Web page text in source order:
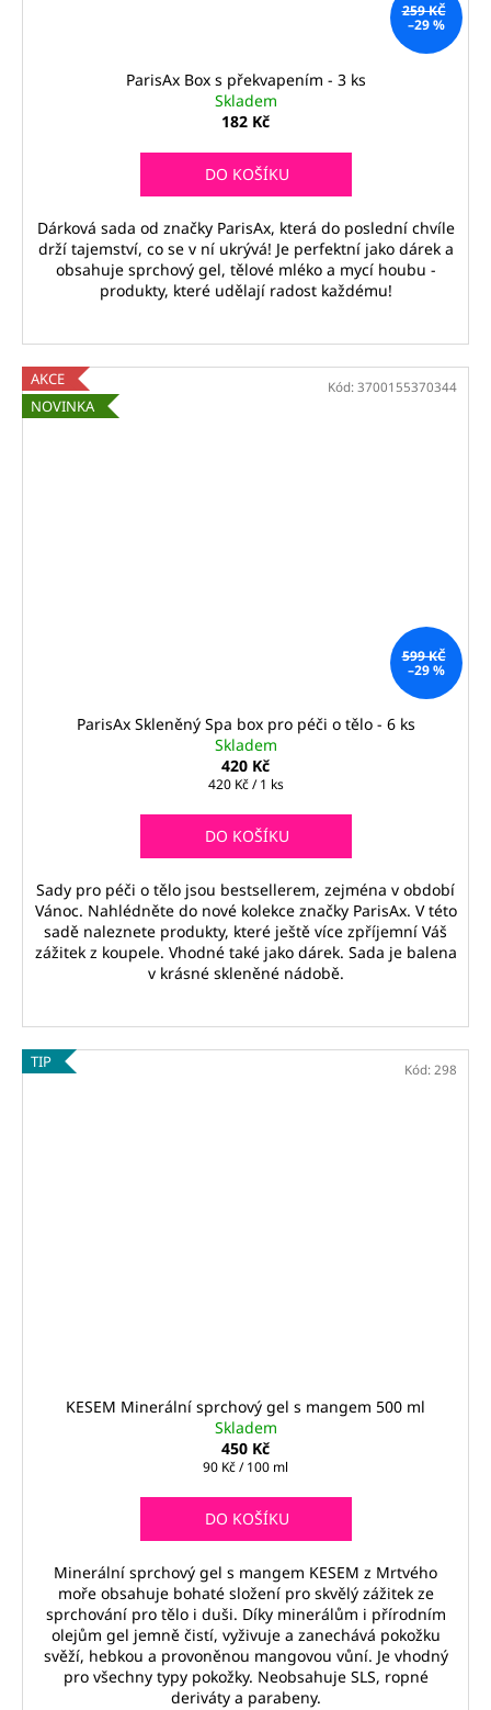
259 KČ
–29 %
ParisAx Box s překvapením - 3 ks
Skladem
182 Kč
DO KOŠÍKU
Dárková sada od značky ParisAx, která do poslední chvíle
drží tajemství, co se v ní ukrývá! Je perfektní jako dárek a
obsahuje sprchový gel, tělové mléko a mycí houbu -
produkty, které udělají radost každému!
AKCE
NOVINKA
599 KČ
–29 %
ParisAx Skleněný Spa box pro péči o tělo - 6 ks
Skladem
420 Kč
Měrná
420 Kč / 1 ks
DO KOŠÍKU
Sady pro péči o tělo jsou bestsellerem, zejména v období
Vánoc. Nahlédněte do nové kolekce značky ParisAx. V této
sadě naleznete produkty, které ještě více zpříjemní Váš
zážitek z koupele. Vhodné také jako dárek. Sada je balena
v krásné skleněné nádobě.
Kód: 3700155370344
TIP
KESEM Minerální sprchový gel s mangem 500 ml
Skladem
450 Kč
Měrná
90 Kč / 100 ml
DO KOŠÍKU
Minerální sprchový gel s mangem KESEM z Mrtvého
moře obsahuje bohaté složení pro skvělý zážitek ze
sprchování pro tělo i duši. Díky minerálům i přírodním
olejům gel jemně čistí, vyživuje a zanechává pokožku
svěží, hebkou a provoněnou mangovou vůní. Je vhodný
pro všechny typy pokožky. Neobsahuje SLS, ropné
deriváty a parabeny.
Kód: 298